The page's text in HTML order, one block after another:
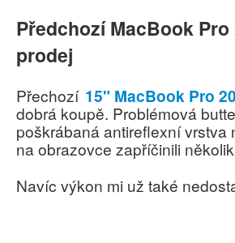
Předchozí MacBook Pro
prodej
Přechozí 15" MacBook Pro
dobrá koupě. Problémová
poškrábaná antireflexní vrstva
na obrazovce zapříčinili
Navíc výkon mi už také